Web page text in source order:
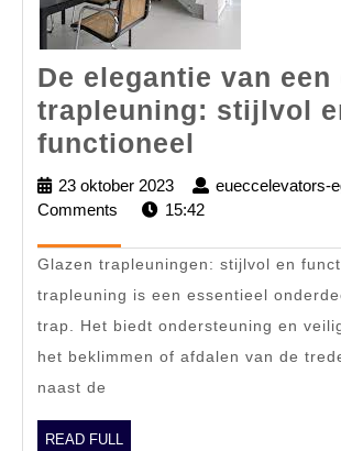
De elegantie van een
trapleuning: stijlvol
functioneel
elegantie
van
een
glazen
stijlvol
23 oktober 2023
23
oktober
eueccelevators-
Comments
15:42
Glazen trapleuningen: stijlvol en
trapleuning is een essentieel
trap. Het biedt ondersteuning en
het beklimmen of afdalen van de
naast de
READ FULL